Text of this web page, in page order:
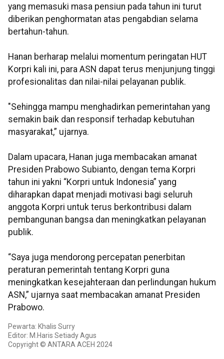
yang memasuki masa pensiun pada tahun ini turut
diberikan penghormatan atas pengabdian selama
bertahun-tahun.
Hanan berharap melalui momentum peringatan HUT
Korpri kali ini, para ASN dapat terus menjunjung tinggi
profesionalitas dan nilai-nilai pelayanan publik.
"Sehingga mampu menghadirkan pemerintahan yang
semakin baik dan responsif terhadap kebutuhan
masyarakat,” ujarnya.
Dalam upacara, Hanan juga membacakan amanat
Presiden Prabowo Subianto, dengan tema Korpri
tahun ini yakni “Korpri untuk Indonesia” yang
diharapkan dapat menjadi motivasi bagi seluruh
anggota Korpri untuk terus berkontribusi dalam
pembangunan bangsa dan meningkatkan pelayanan
publik.
“Saya juga mendorong percepatan penerbitan
peraturan pemerintah tentang Korpri guna
meningkatkan kesejahteraan dan perlindungan hukum
ASN,” ujarnya saat membacakan amanat Presiden
Prabowo.
Pewarta: Khalis Surry
Editor: M.Haris Setiady Agus
Copyright © ANTARA ACEH 2024